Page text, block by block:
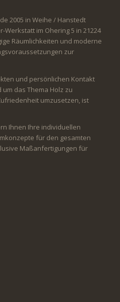
2005 in Weihe / Hanstedt
Werkstatt im Ohering 5 in 21224
Räumlichkeiten und moderne
zur
und persönlichen Kontakt
das Thema Holz zu
umzusetzen, ist
Ihnen Ihre individuellen
für den gesamten
Maßanfertigungen für